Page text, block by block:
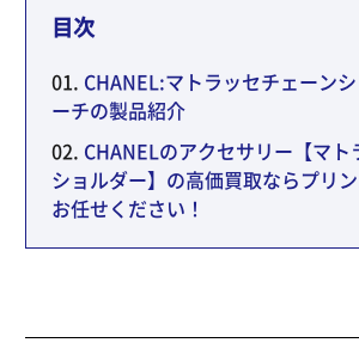
目次
CHANEL:マトラッセチェーン
ーチの製品紹介
CHANELのアクセサリー【マト
ショルダー】の高価買取ならプリ
お任せください！